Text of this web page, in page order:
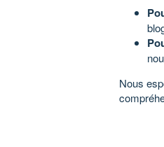
Nous